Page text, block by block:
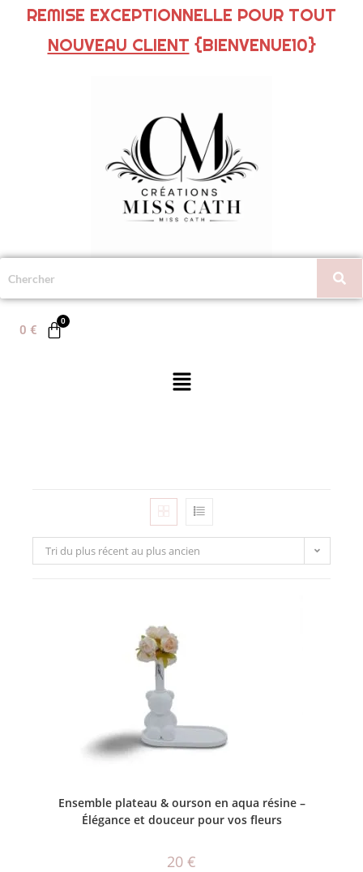
REMISE EXCEPTIONNELLE POUR TOUT
NOUVEAU CLIENT {BIENVENUE10}
0 €
Tri du plus récent au plus ancien
Ensemble plateau & ourson en aqua résine –
Élégance et douceur pour vos fleurs
20 €